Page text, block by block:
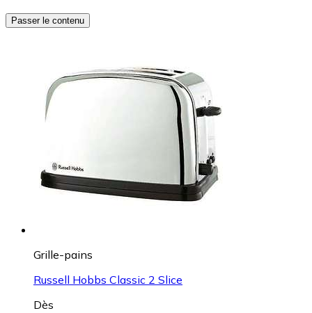
Passer le contenu
Grille-pains
Russell Hobbs Classic 2 Slice
Dès